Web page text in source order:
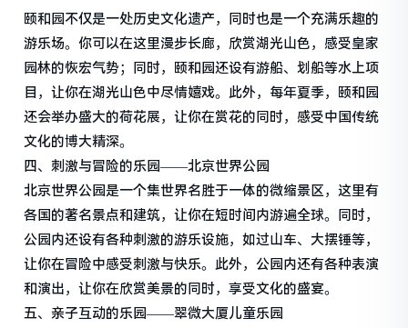
颐和园不仅是一处历史文化遗产，同时也是一个充满乐趣的
游乐场。你可以在这里漫步长廊，欣赏湖光山色，感受皇家
园林的恢宏气势；同时，颐和园还设有游船、划船等水上项
目，让你在湖光山色中尽情嬉戏。此外，每年夏季，颐和园
还会举办盛大的荷花展，让你在赏花的同时，感受中国传统
文化的博大精深。
四、刺激与冒险的乐园——北京世界公园
北京世界公园是一个集世界名胜于一体的微缩景区，这里有
各国的著名景点和建筑，让你在短时间内游遍全球。同时，
公园内还设有各种刺激的游乐设施，如过山车、大摆锤等，
让你在冒险中感受刺激与快乐。此外，公园内还有各种表演
和演出，让你在欣赏美景的同时，享受文化的盛宴。
五、亲子互动的乐园——翠微大厦儿童乐园